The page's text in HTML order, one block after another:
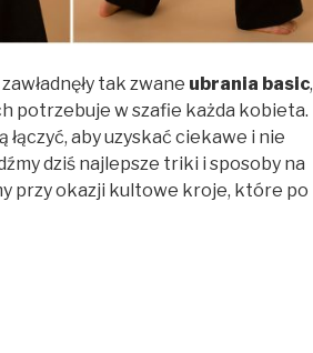
tak zwane ubrania basic,
potrzebuje w szafie każda kobieta.
łączyć, aby uzyskać ciekawe i nie
dziś najlepsze triki i sposoby na
przy okazji kultowe kroje, które po